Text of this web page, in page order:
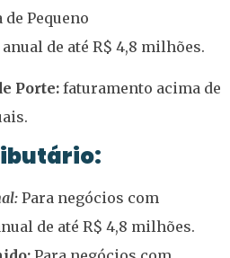
Pequeno
de até R$ 4,8 milhões.
Porte: faturamento acima de
: Para negócios com
de até R$ 4,8 milhões.